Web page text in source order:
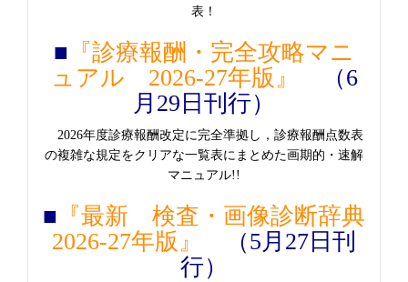
表！
■ 『診療報酬・完全攻略マニ
ュアル 2026-27年版』
（6
月29日刊行）
2026年度診療報酬改定に完全準拠し，診療報酬点数表
の複雑な規定をクリアな一覧表にまとめた画期的・速解
マニュアル!!
■ 『最新 検査・画像診断辞典
2026-27年版』
（5月27日刊
行）